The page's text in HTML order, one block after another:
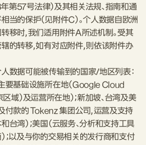
第57号法律）及其相关法规、指南和通
当的保护（见附件C）。个人数据自欧洲
移时，我们适用附件A所述机制。受其
的转移，如有对应附件，则依该附件办
数据可能被传输到的国家/地区列表：
要基础设施所在地（Google Cloud
域）及运营所在地）；新加坡、台湾及美
付款的 Tokenz 集团公司，运营及支持
台湾）；美国（云服务、分析和支持工具
；以及与你的交易相关的发行商和支付